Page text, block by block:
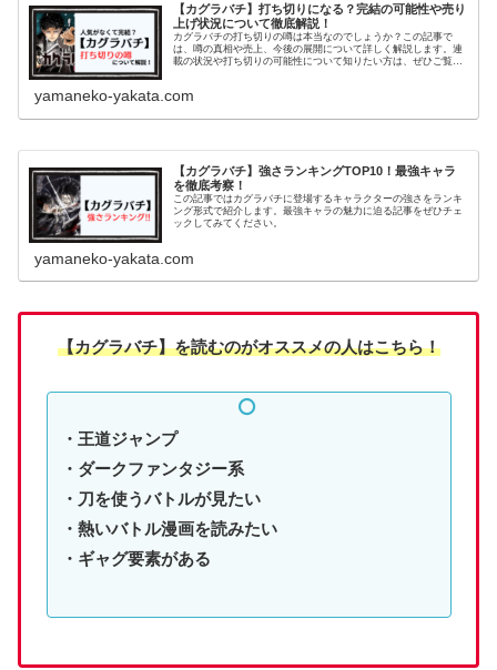
【カグラバチ】打ち切りになる？完結の可能性や売り
上げ状況について徹底解説！
カグラバチの打ち切りの噂は本当なのでしょうか？この記事で
は、噂の真相や売上、今後の展開について詳しく解説します。連
載の状況や打ち切りの可能性について知りたい方は、ぜひご覧く
yamaneko-yakata.com
【カグラバチ】強さランキングTOP10！最強キャラ
を徹底考察！
この記事ではカグラバチに登場するキャラクターの強さをランキ
ング形式で紹介します。最強キャラの魅力に迫る記事をぜひチェ
ックしてみてください。
yamaneko-yakata.com
【カグラバチ】を読むのがオススメの人はこちら！
・王道ジャンプ
・ダークファンタジー系
・刀を使うバトルが見たい
・熱いバトル漫画を読みたい
・ギャグ要素がある